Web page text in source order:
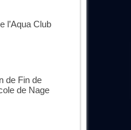
l’Aqua Club
de Fin de
de Nage